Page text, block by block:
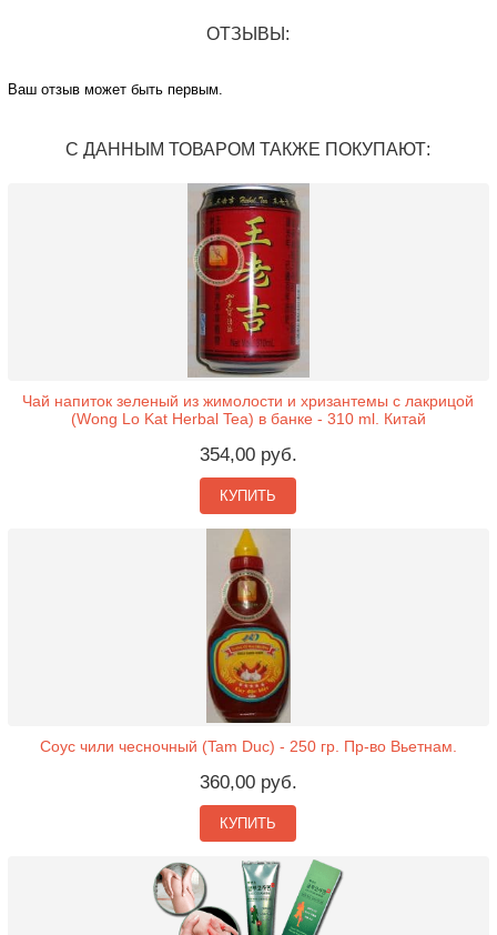
ОТЗЫВЫ:
Ваш отзыв может быть первым.
С ДАННЫМ ТОВАРОМ ТАКЖЕ ПОКУПАЮТ:
Чай напиток зеленый из жимолости и хризантемы с лакрицой
(Wong Lo Kat Herbal Tea) в банке - 310 ml. Китай
354,00 руб.
КУПИТЬ
Соус чили чесночный (Tam Duc) - 250 гр. Пр-во Вьетнам.
360,00 руб.
КУПИТЬ